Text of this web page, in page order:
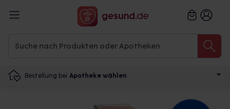
Bestellung bei Apotheke wählen